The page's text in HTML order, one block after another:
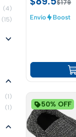
(4)
(15)
(1)
(1)
$179
Envío Boost
50% OFF